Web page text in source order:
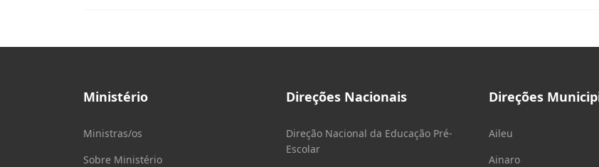
Ministério
Ministras/os
Sobre Ministério
Direções Nacionais
Direção Nacional da Educação Pré-
Escolar
Direções
Aileu
Ainaro